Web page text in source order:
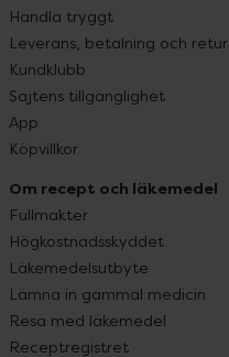
Handla tryggt
Leverans, betalning och retur
Kundklubb
Sajtens tillgänglighet
App
Köpvillkor
Om recept och läkemedel
Fullmakter
Högkostnadsskyddet
Läkemedelsutbyte
Lämna in gammal medicin
Resa med läkemedel
Receptregistret